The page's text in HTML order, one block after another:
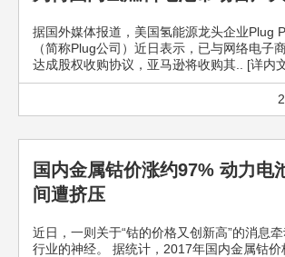
据国外媒体报道，美国氢能源龙头企业Plug
（简称Plug公司）近日表示，已与网络电子
达成股权收购协议，亚马逊将收购其.. [详内
国内金属钴价涨约97% 动力电
间遭挤压
近日，一则关于“钴的价格又创新高”的消息
行业的神经。 据统计，2017年国内金属钴价